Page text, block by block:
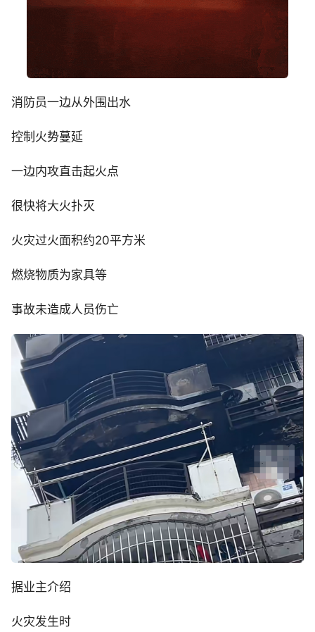
消防员一边从外围出水
控制火势蔓延
一边内攻直击起火点
很快将大火扑灭
火灾过火面积约20平方米
燃烧物质为家具等
事故未造成人员伤亡
据业主介绍
火灾发生时